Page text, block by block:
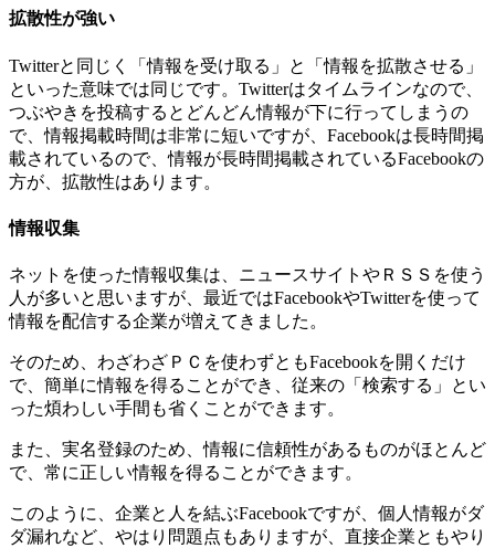
拡散性が強い
Twitterと同じく「情報を受け取る」と「情報を拡散させる」
といった意味では同じです。Twitterはタイムラインなので、
つぶやきを投稿するとどんどん情報が下に行ってしまうの
で、情報掲載時間は非常に短いですが、Facebookは長時間掲
載されているので、情報が長時間掲載されているFacebookの
方が、拡散性はあります。
情報収集
ネットを使った情報収集は、ニュースサイトやＲＳＳを使う
人が多いと思いますが、最近ではFacebookやTwitterを使って
情報を配信する企業が増えてきました。
そのため、わざわざＰＣを使わずともFacebookを開くだけ
で、簡単に情報を得ることができ、従来の「検索する」とい
った煩わしい手間も省くことができます。
また、実名登録のため、情報に信頼性があるものがほとんど
で、常に正しい情報を得ることができます。
このように、企業と人を結ぶFacebookですが、個人情報がダ
ダ漏れなど、やはり問題点もありますが、直接企業ともやり